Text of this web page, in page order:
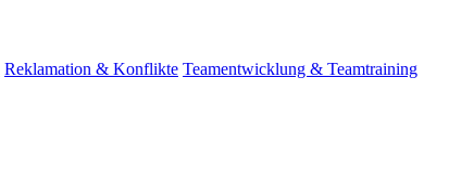
Reklamation & Konflikte Teamentwicklung & Teamtraining